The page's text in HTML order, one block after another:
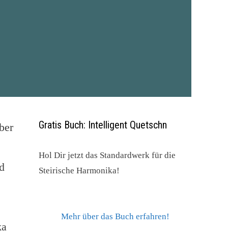
Gratis Buch: Intelligent Quetschn
Hol Dir jetzt das Standardwerk für die
Steirische Harmonika!
Mehr über das Buch erfahren!